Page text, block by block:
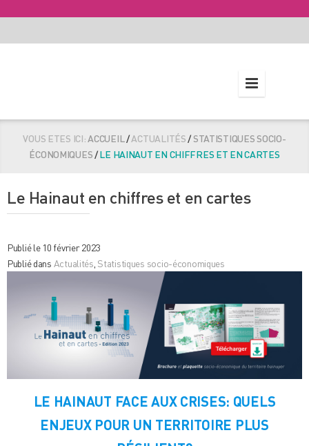
VOUS ETES ICI:ACCUEIL/ACTUALITÉS/STATISTIQUES SOCIO-
ÉCONOMIQUES/LE HAINAUT EN CHIFFRES ET EN CARTES
Le Hainaut en chiffres et en cartes
Publié le 10 février 2023
Publié dans Actualités Statistiques socio-économiques
LE HAINAUT FACE AUX CRISES: QUELS
ENJEUX POUR UN TERRITOIRE PLUS